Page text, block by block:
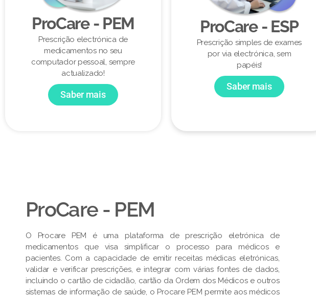
ProCare - PEM
Prescrição electrónica de
medicamentos no seu
computador pessoal, sempre
actualizado!
Saber mais
ProCare - ESP
Prescrição simples de exames
por via electrónica, sem
papéis!
Saber mais
ProCare - PEM​
O Procare PEM é uma plataforma de prescrição eletrónica de
medicamentos que visa simplificar o processo para médicos e
pacientes. Com a capacidade de emitir receitas médicas eletrónicas,
validar e verificar prescrições, e integrar com várias fontes de dados,
incluindo o cartão de cidadão, cartão da Ordem dos Médicos e outros
sistemas de informação de saúde, o Procare PEM permite aos médicos